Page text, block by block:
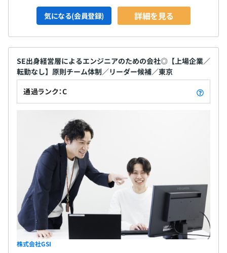
気になる(会員登録) 詳細を見る
SE出身経営層によるエンジニアのための会社◎【上場企業／
転勤なし】原則チーム体制／リーダー候補／東京
通過ランク：C
株式会社GSI